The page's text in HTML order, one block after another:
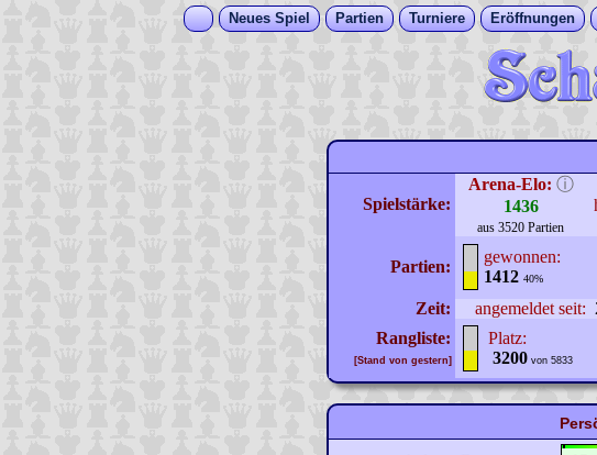
Neues Spiel Partien Turniere Eröffnungen
Spielstärke:
Arena-Elo: ⓘ
1436
aus 3520 Partien
Partien:
gewonnen:
1412 40%
Zeit:
angemeldet seit:
Rangliste:
[Stand von gestern]
Platz:
3200 von 5833